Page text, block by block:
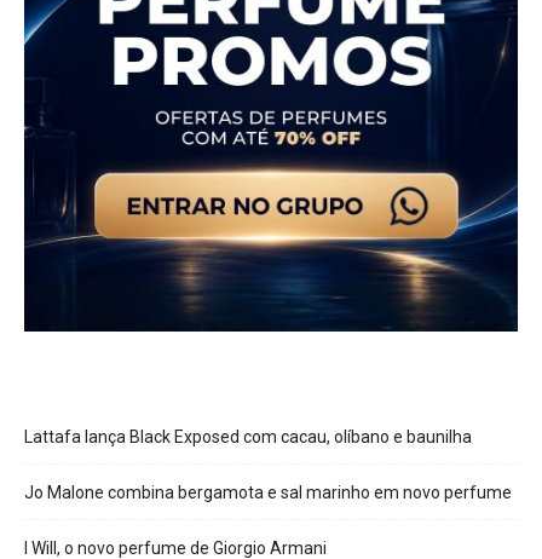
Lattafa lança Black Exposed com cacau, olíbano e baunilha
Jo Malone combina bergamota e sal marinho em novo perfume
I Will, o novo perfume de Giorgio Armani